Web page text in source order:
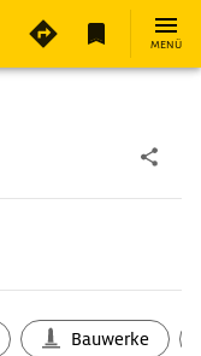
MENÜ
Bauwerke